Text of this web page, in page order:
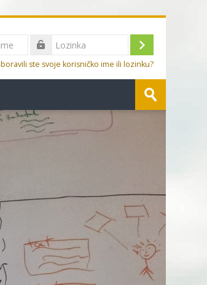
Prijava
ste svoje korisničko ime ili lozinku?
Predaj